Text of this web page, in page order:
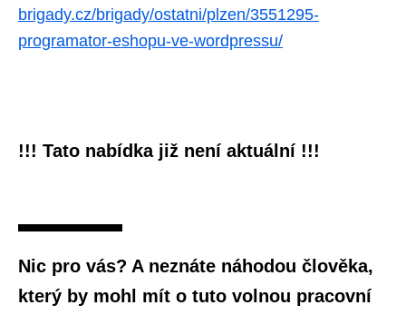
brigady.cz/brigady/ostatni/plzen/3551295-
programator-eshopu-ve-wordpressu/
!!! Tato nabídka již není aktuální !!!
Nic pro vás? A neznáte náhodou člověka,
který by mohl mít o tuto volnou pracovní